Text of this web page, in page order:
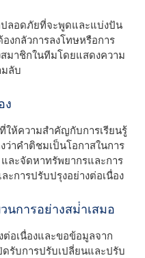
ลอดภัยที่จะพูดและแบ่งปัน
งกลัวการลงโทษหรือการ
สมาชิกในทีมโดยแสดงความ
มลับ
ง
ให้ความสําคัญกับการเรียนรู้
าคําติชมเป็นโอกาสในการ
ละจัดหาทรัพยากรและการ
การปรับปรุงอย่างต่อเนื่อง
นการอย่างสม่ําเสมอ
อเนื่องและขอข้อมูลจาก
ดรับการปรับเปลี่ยนและปรับ